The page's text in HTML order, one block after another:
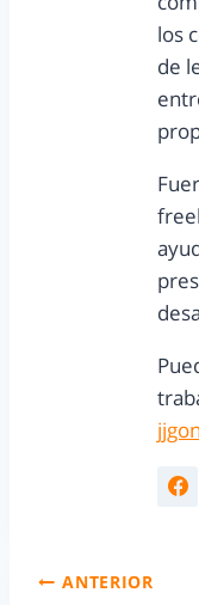
los
de
ANTERIOR